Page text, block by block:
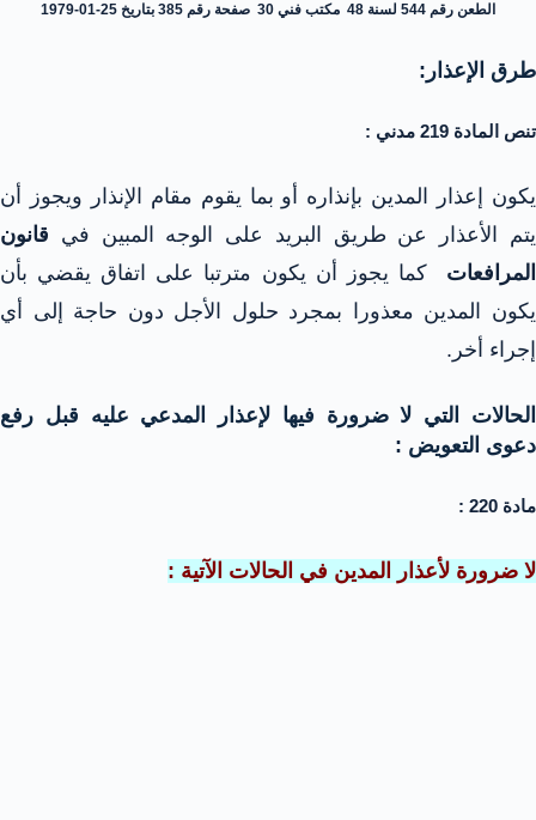
الطعن رقم 544 لسنة 48 مكتب فني 30 صفحة رقم 385 بتاريخ 25-01-1979
طرق الإعذار:
تنص المادة 219 مدني :
يكون إعذار المدين بإنذاره أو بما يقوم مقام الإنذار ويجوز أن
يتم الأعذار عن طريق البريد على الوجه المبين في قانون
المرافعات
كما يجوز أن يكون مترتبا على اتفاق يقضي بأن
يكون المدين معذورا بمجرد حلول الأجل دون حاجة إلى أي
إجراء أخر.
الحالات التي لا ضرورة فيها لإعذار المدعي عليه قبل رفع
دعوى التعويض :
مادة 220 :
لا ضرورة لأعذار المدين في الحالات الآتية :